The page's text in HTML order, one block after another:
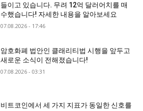
들이고 있습니다. 무려 12억 달러어치를 매
수했습니다! 자세한 내용을 알아보세요
07.08.2026 - 17:46
암호화폐 법안인 클래리티법 시행을 앞두고
새로운 소식이 전해졌습니다!
07.08.2026 - 03:31
비트코인에서 세 가지 지표가 동일한 신호를